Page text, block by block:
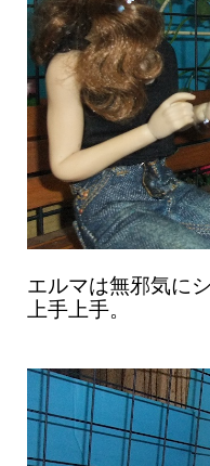
エルマは無邪気に
上手上手。